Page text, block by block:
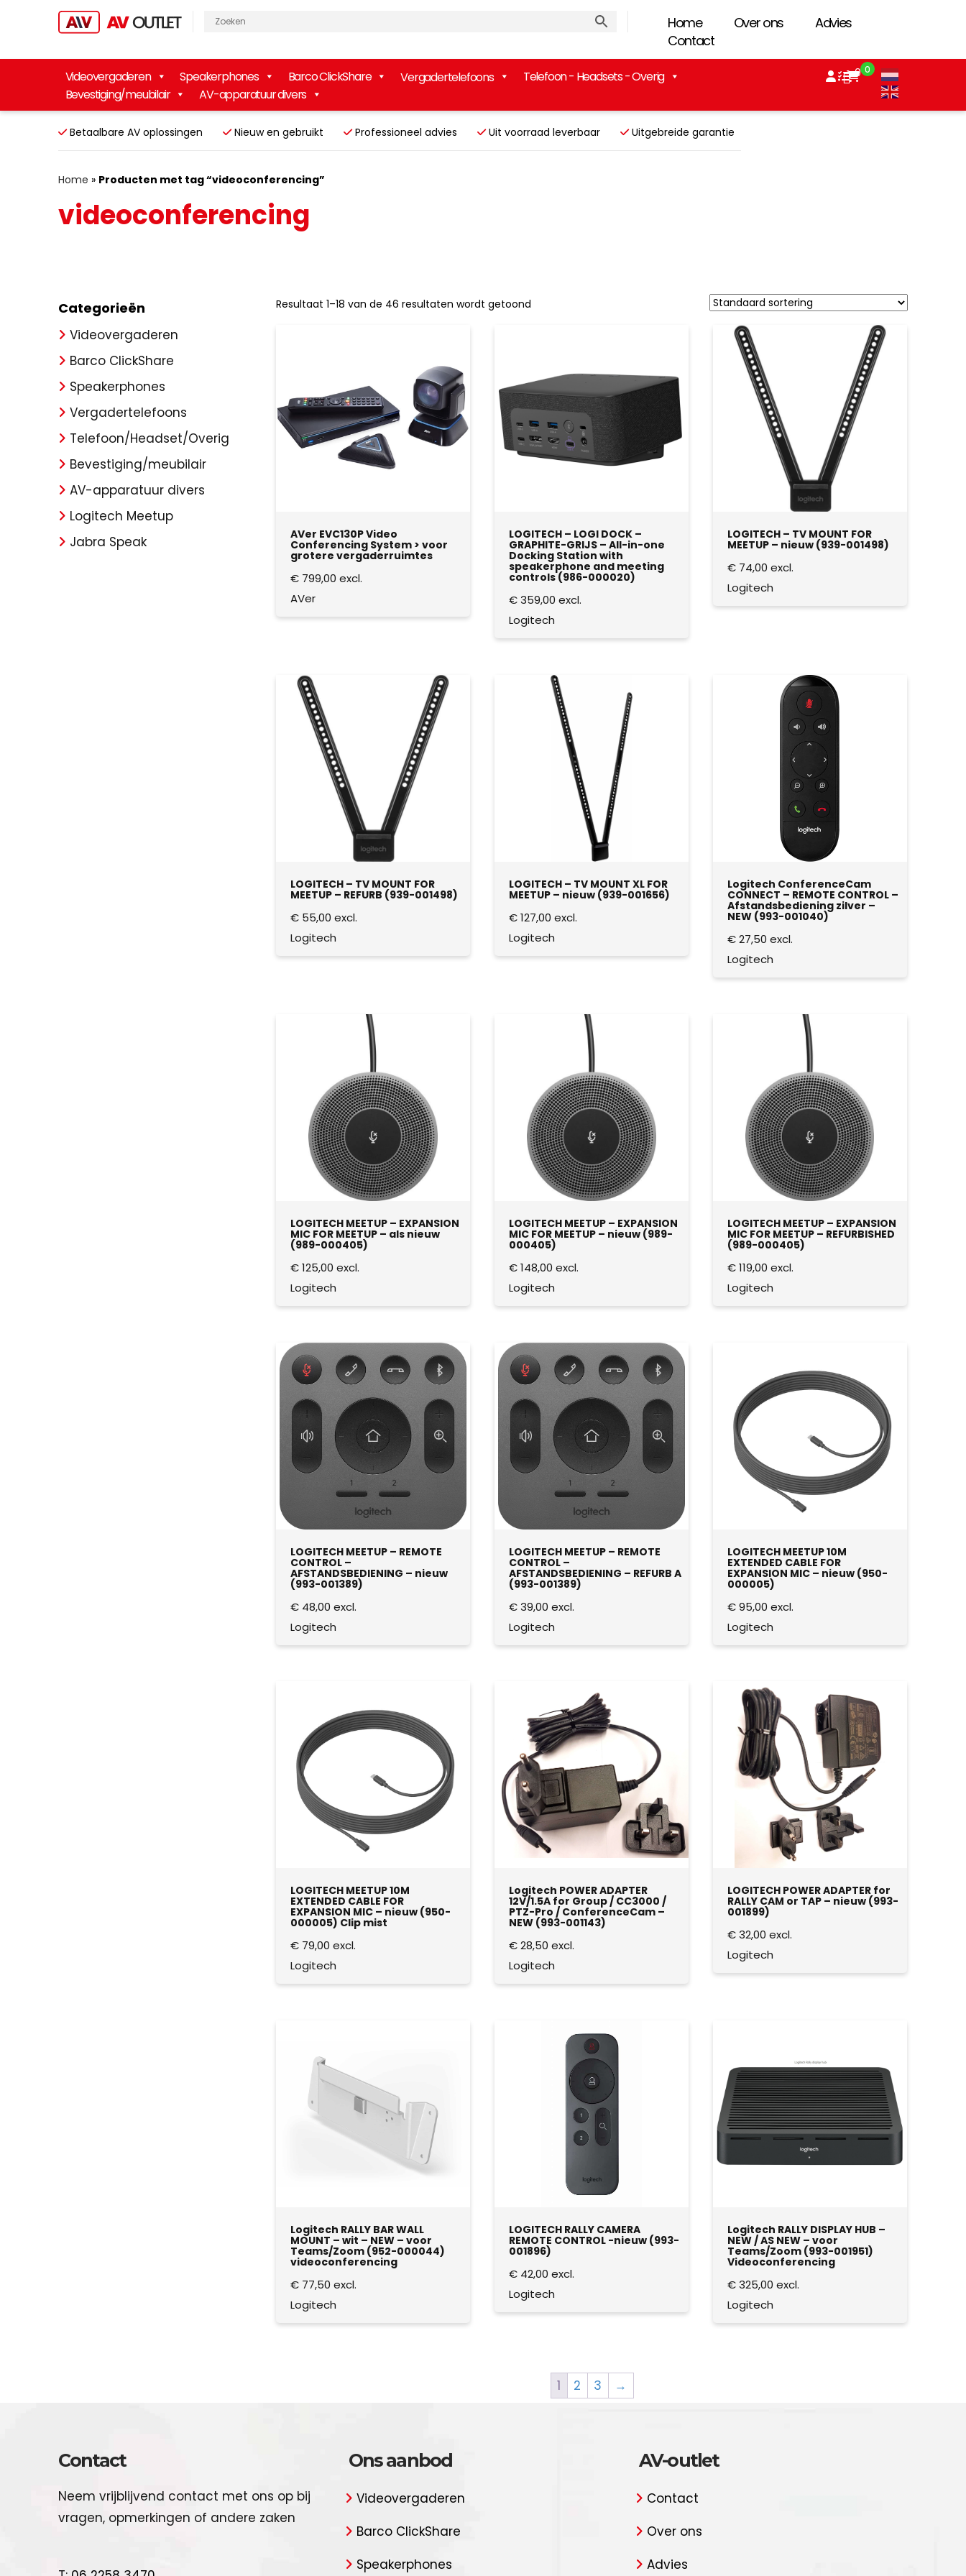
Home Over ons
Advies
Contact
Videovergaderen Speakerphones Barco ClickShare Vergadertelefoons
Telefoon - Headsets - Overig
Bevestiging/meubilair
AV-apparatuur divers
0 0
Betaalbare AV oplossingen Nieuw en gebruikt Professioneel advies Uit voorraad leverbaar Uitgebreide garantie
Home » Producten met tag “videoconferencing”
videoconferencing
Categorieën
Videovergaderen
Barco ClickShare
Speakerphones
Vergadertelefoons
Telefoon/Headset/Overig
Bevestiging/meubilair
AV-apparatuur divers
Logitech Meetup
Jabra Speak
Resultaat 1–18 van de 46 resultaten wordt getoond
AVer EVC130P Video
Conferencing System > voor
grotere vergaderruimtes
€799,00 excl.
AVer
LOGITECH – LOGI DOCK –
GRAPHITE-GRIJS – All-in-one
Docking Station with
speakerphone and meeting
controls (986-000020)
€359,00 excl.
Logitech
LOGITECH – TV MOUNT FOR
MEETUP – nieuw (939-001498)
€74,00 excl.
Logitech
LOGITECH – TV MOUNT FOR
MEETUP – REFURB (939-001498)
€55,00 excl.
Logitech
LOGITECH – TV MOUNT XL FOR
MEETUP – nieuw (939-001656)
€127,00 excl.
Logitech
Logitech ConferenceCam
CONNECT – REMOTE CONTROL –
Afstandsbediening zilver –
NEW (993-001040)
€27,50 excl.
Logitech
LOGITECH MEETUP – EXPANSION
MIC FOR MEETUP – als nieuw
(989-000405)
€125,00 excl.
Logitech
LOGITECH MEETUP – EXPANSION
MIC FOR MEETUP – nieuw (989-
000405)
€148,00 excl.
Logitech
LOGITECH MEETUP – EXPANSION
MIC FOR MEETUP – REFURBISHED
(989-000405)
€119,00 excl.
Logitech
LOGITECH MEETUP – REMOTE
CONTROL –
AFSTANDSBEDIENING – nieuw
(993-001389)
€48,00 excl.
Logitech
LOGITECH MEETUP – REMOTE
CONTROL –
AFSTANDSBEDIENING – REFURB A
(993-001389)
€39,00 excl.
Logitech
LOGITECH MEETUP 10M
EXTENDED CABLE FOR
EXPANSION MIC – nieuw (950-
000005)
€95,00 excl.
Logitech
LOGITECH MEETUP 10M
EXTENDED CABLE FOR
EXPANSION MIC – nieuw (950-
000005) Clip mist
€79,00 excl.
Logitech
Logitech POWER ADAPTER
12V/1.5A for Group / CC3000 /
PTZ-Pro / ConferenceCam –
NEW (993-001143)
€28,50 excl.
Logitech
LOGITECH POWER ADAPTER for
RALLY CAM or TAP – nieuw (993-
001899)
€32,00 excl.
Logitech
Logitech RALLY BAR WALL
MOUNT – wit – NEW – voor
Teams/Zoom (952-000044)
videoconferencing
€77,50 excl.
Logitech
LOGITECH RALLY CAMERA
REMOTE CONTROL -nieuw (993-
001896)
€42,00 excl.
Logitech
Logitech RALLY DISPLAY HUB –
NEW / AS NEW – voor
Teams/Zoom (993-001951)
Videoconferencing
€325,00 excl.
Logitech
1 2 3 →
Contact
Neem vrijblijvend contact met ons op bij
vragen, opmerkingen of andere zaken
Ons aanbod
Videovergaderen
Barco ClickShare
Speakerphones
AV-outlet
Contact
Over ons
Advies